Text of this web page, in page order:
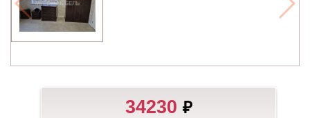
34230 ₽